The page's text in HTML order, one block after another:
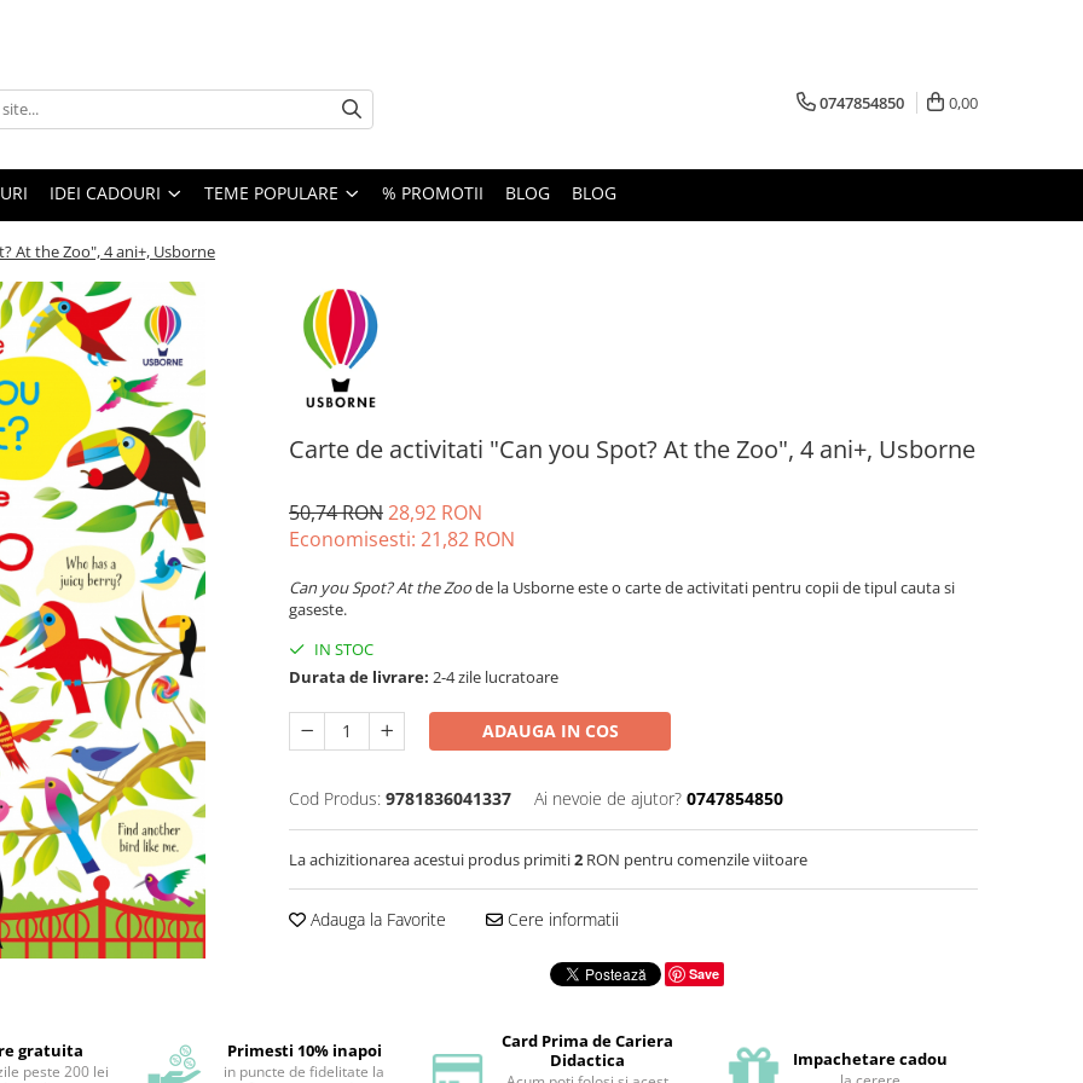
0747854850 0,00
IDEI CADOURI TEME POPULARE % PROMOTII BLOG BLOG
At the Zoo", 4 ani+, Usborne
Carte de activitati "Can you Spot? At the Zoo", 4 ani+, Usborne
50,74 RON28,92 RON
Economisesti: 21,82 RON
Can you Spot? At the Zoode la Usborne este o carte de activitati pentru copii de tipul cauta si
gaseste.
IN STOC
Durata de livrare: 2-4 zile lucratoare
ADAUGA IN COS
Cod Produs: 9781836041337 Ai nevoie de ajutor? 0747854850
La achizitionarea acestui produs primiti2 RON pentru comenzile viitoare
Adauga la Favorite Cere informatii
Save
gratuita
peste 200 lei
Primesti 10% inapoi
in puncte de fidelitate la
Card Prima de Cariera
Didactica
Impachetare cadou